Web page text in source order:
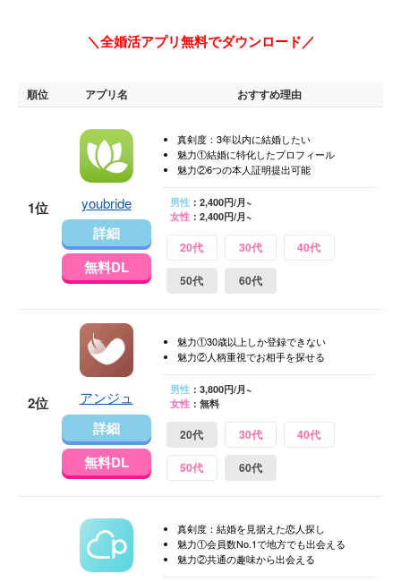
＼全婚活アプリ無料でダウンロード／
順位 アプリ名 おすすめ理由
1位 youbride
詳細
無料DL
真剣度：3年以内に結婚したい
魅力①結婚に特化したプロフィール
魅力②6つの本人証明提出可能
男性：2,400円/月~
女性：2,400円/月~
20代 30代 40代
50代 60代
2位 アンジュ
詳細
無料DL
魅力①30歳以上しか登録できない
魅力②人柄重視でお相手を探せる
男性：3,800円/月~
女性：無料
20代 30代 40代
50代 60代
真剣度：結婚を見据えた恋人探し
魅力①会員数No.1で地方でも出会える
魅力②共通の趣味から出会える